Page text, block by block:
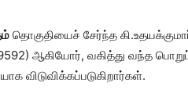
தொகுதியைச் சேர்ந்த
ஆகியோர், வகித்து வந்த
விடுவிக்கப்படுகிறார்கள்.